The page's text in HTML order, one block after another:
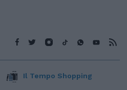
Il Tempo Shopping